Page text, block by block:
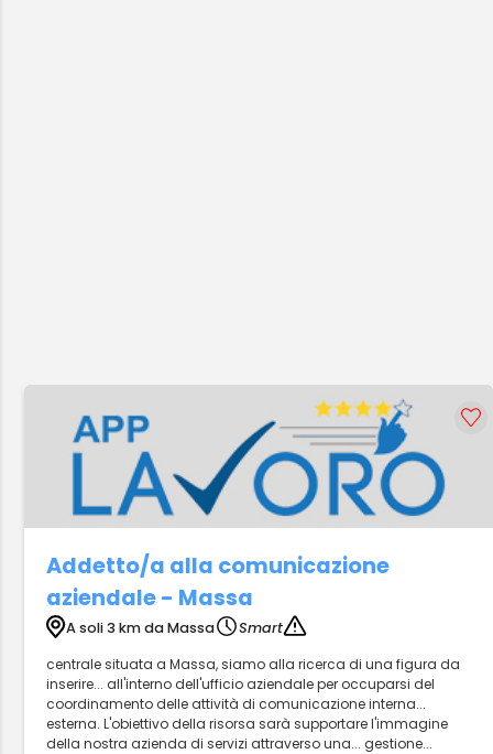
Addetto/a alla comunicazione
aziendale - Massa
A soli 3 km da Massa
Smart
centrale situata a Massa, siamo alla ricerca di una figura da
inserire... all'interno dell'ufficio aziendale per occuparsi del
coordinamento delle attività di comunicazione interna...
esterna. L'obiettivo della risorsa sarà supportare l'immagine
della nostra azienda di servizi attraverso una... gestione...